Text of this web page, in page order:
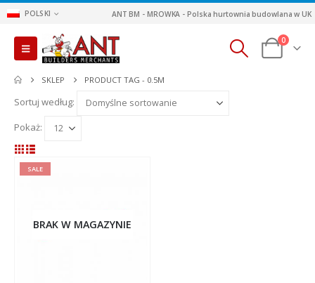
POLSKI ANT BM - MROWKA - Polska hurtownia budowlana w UK
0
SKLEP PRODUCT TAG - 0.5M
Sortuj według:
Pokaż:
SALE
BRAK W MAGAZYNIE